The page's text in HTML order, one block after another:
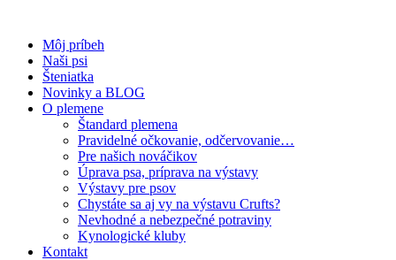
obsah
Môj príbeh
Naši psi
Šteniatka
Novinky a BLOG
O plemene
Štandard plemena
Pravidelné očkovanie, odčervovanie…
Pre našich nováčikov
Úprava psa, príprava na výstavy
Výstavy pre psov
Chystáte sa aj vy na výstavu Crufts?
Nevhodné a nebezpečné potraviny
Kynologické kluby
Kontakt